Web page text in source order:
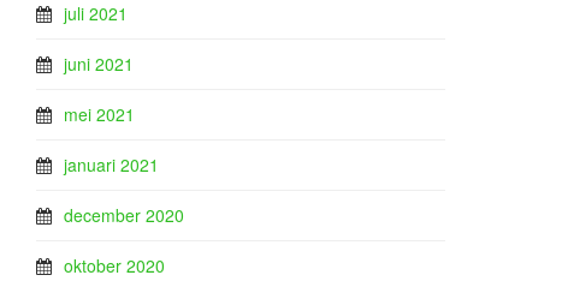
juli 2021
juni 2021
mei 2021
januari 2021
december 2020
oktober 2020